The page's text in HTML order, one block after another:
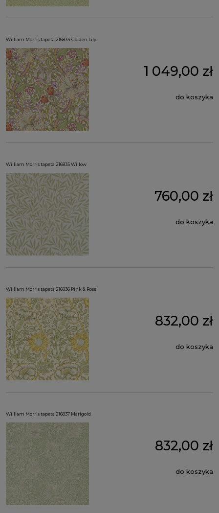
William Morris tapeta 216834 Golden Lily
1 049,00 zł
do koszyka
William Morris tapeta 216835 Willow
760,00 zł
do koszyka
William Morris tapeta 216836 Pink & Rose
832,00 zł
do koszyka
William Morris tapeta 216837 Marigold
832,00 zł
do koszyka